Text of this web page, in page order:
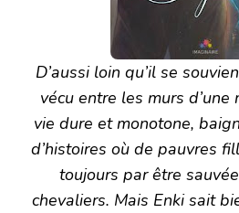
D’aussi loin qu’il se
vécu entre les murs d’une
vie dure et monotone,
d’histoires où de pauvres
toujours par être
chevaliers. Mais Enki sait